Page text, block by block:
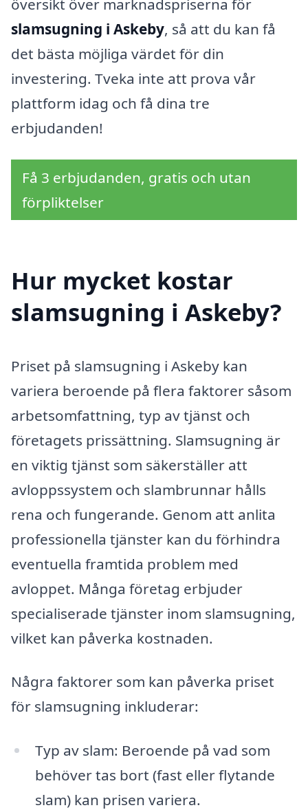
översikt över marknadspriserna för
slamsugning i Askeby, så att du kan få
det bästa möjliga värdet för din
investering. Tveka inte att prova vår
plattform idag och få dina tre
erbjudanden!
Få 3 erbjudanden, gratis och utan
förpliktelser
Hur mycket kostar
slamsugning i Askeby?
Priset på slamsugning i Askeby kan
variera beroende på flera faktorer såsom
arbetsomfattning, typ av tjänst och
företagets prissättning. Slamsugning är
en viktig tjänst som säkerställer att
avloppssystem och slambrunnar hålls
rena och fungerande. Genom att anlita
professionella tjänster kan du förhindra
eventuella framtida problem med
avloppet. Många företag erbjuder
specialiserade tjänster inom slamsugning,
vilket kan påverka kostnaden.
Några faktorer som kan påverka priset
för slamsugning inkluderar:
Typ av slam: Beroende på vad som
behöver tas bort (fast eller flytande
slam) kan prisen variera.